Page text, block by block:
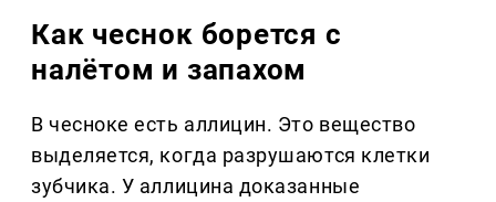
Как чеснок борется с
налётом и запахом
В чесноке есть аллицин. Это вещество
выделяется, когда разрушаются клетки
зубчика. У аллицина доказанные